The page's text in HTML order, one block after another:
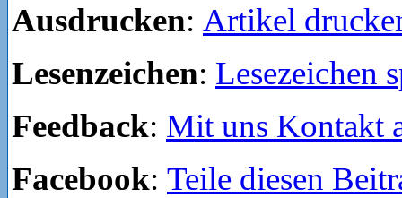
Ausdrucken: Artikel
Lesenzeichen: Lesezeichen
Feedback: Mit uns Kontakt
Facebook: Teile diesen